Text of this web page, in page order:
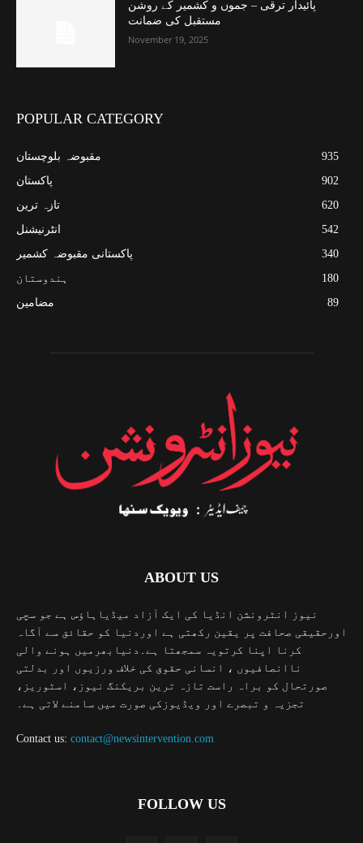
پائیدار ترقی – جموں و کشمیر کے روشن
مستقبل کی ضمانت
November 19, 2025
POPULAR CATEGORY
مقبوضہ بلوچستان
935
پاکستان
902
تازہ ترین
620
انٹرنیشنل
542
پاکستانی مقبوضہ کشمیر
340
ہندوستان
180
مضامین
89
ABOUT US
نیوز انٹرونشن انڈیا کی ایک آزاد میڈیاہاؤس ہے جو سچی
اورحقیقی صحافت پر یقین رکھتی ہے اوردنیا کو حقائق سے آگاہ
کرنا اپنا کرتویہ سمجھتا ہے۔دنیابھرمیں ہونے والی
ناانصافیوں ، انسانی حقوق کی خلاف ورزیوں اور بدلتی
صورتحال کو براہ راست تازہ ترین بریکنگ نیوز، اسٹوریز،
تجزیہ و تبصرے اور ویڈیوزکی صورت میں سامنے لاتی ہے۔
Contact us: contact@newsintervention.com
FOLLOW US